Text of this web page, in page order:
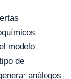
modelo
de
análogos